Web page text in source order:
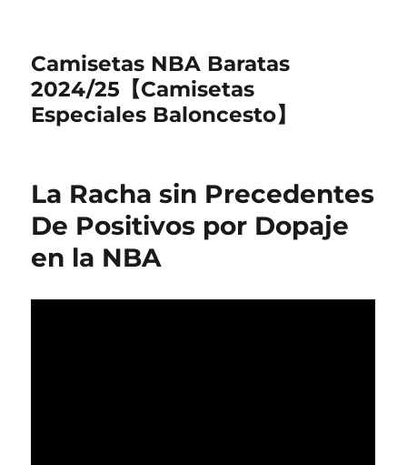
Camisetas NBA Baratas
2024/25【Camisetas
Especiales Baloncesto】
La Racha sin Precedentes
De Positivos por Dopaje
en la NBA